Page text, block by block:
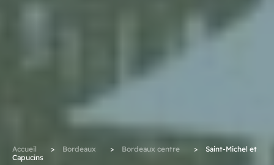
Accueil > Bordeaux > Bordeaux centre >
Saint-Michel et
Capucins